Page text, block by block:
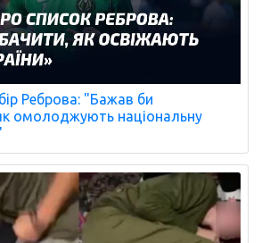
Реброва: "Бажав би
омолоджують національну